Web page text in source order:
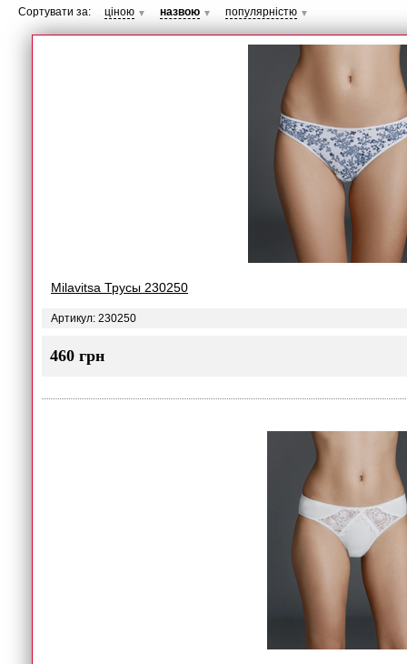
Сортувати за: ціною ▼ назвою ▼ популярністю ▼
Milavitsa Трусы 230250
Артикул: 230250
460 грн